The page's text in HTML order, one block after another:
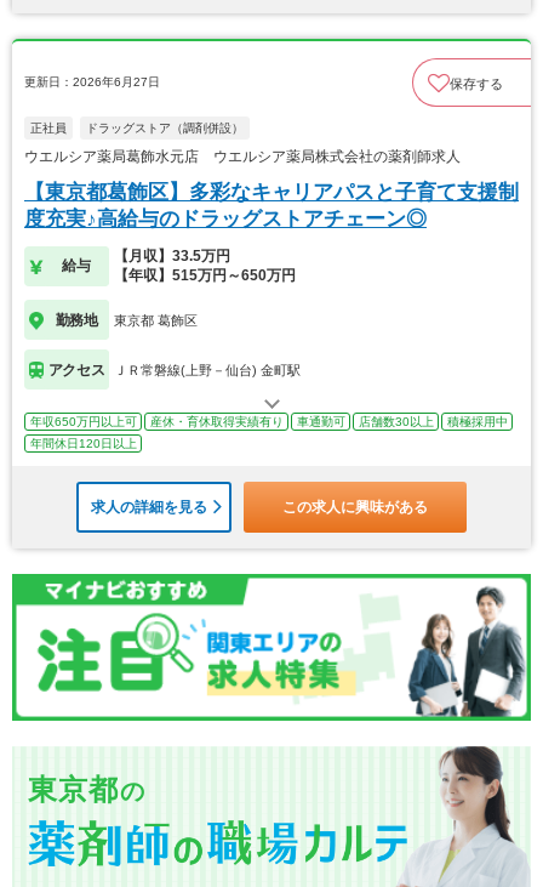
更新日：2026年6月27日 保存する
正社員 ドラッグストア（調剤併設）
ウエルシア薬局葛飾水元店 ウエルシア薬局株式会社の薬剤師求人
【東京都葛飾区】多彩なキャリアパスと子育て支援制
度充実♪高給与のドラッグストアチェーン◎
給与
【月収】33.5万円
【年収】515万円～650万円
勤務地 東京都 葛飾区
アクセス ＪＲ常磐線(上野－仙台) 金町駅
年収650万円以上可 産休・育休取得実績有り 車通勤可 店舗数30以上
積極採用中
年間休日120日以上
求人の詳細を見る この求人に興味がある
東京都の